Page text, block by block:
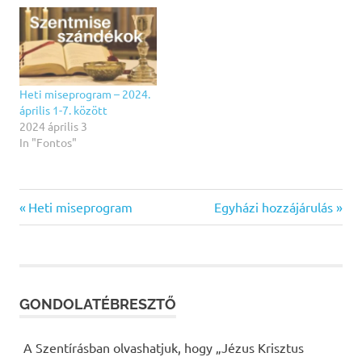
Heti miseprogram – 2024.
április 1-7. között
2024 április 3
In "Fontos"
Bejegyzés
Previous
Post:
Heti miseprogram
Next
Post:
Egyházi hozzájárulás
GONDOLATÉBRESZTŐ
A Szentírásban olvashatjuk, hogy „Jézus Krisztus